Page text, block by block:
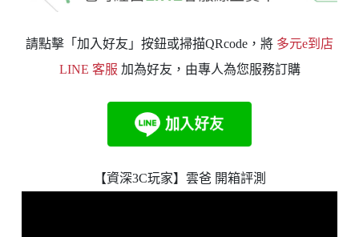
請點擊「加入好友」按鈕或掃描QRcode，將 多元e到店
LINE 客服 加為好友，由專人為您服務訂購
【資深3C玩家】雲爸 開箱評測